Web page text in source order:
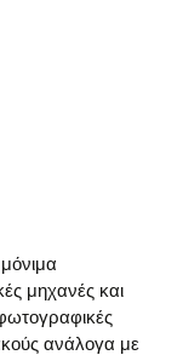
μηχανές και
ανάλογα με